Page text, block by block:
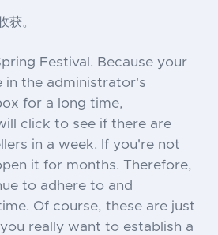
获。
Festival. Because your
in the administrator's
for a long time,
click to see if there are
in a week. If you're not
it for months. Therefore,
to adhere to and
Of course, these are just
really want to establish a